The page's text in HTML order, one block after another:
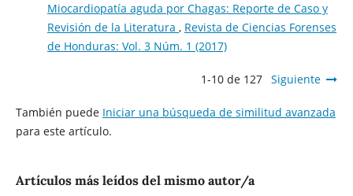
Miocardiopatía aguda por Chagas: Reporte de Caso y
Revisión de la Literatura , Revista de Ciencias Forenses
de Honduras: Vol. 3 Núm. 1 (2017)
1-10 de 127 Siguiente
También puede Iniciar una búsqueda de similitud avanzada
para este artículo.
Artículos más leídos del mismo autor/a